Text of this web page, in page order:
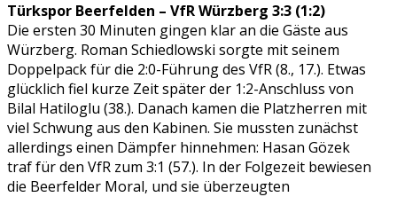
Türkspor Beerfelden – VfR Würzberg 3:3 (1:2)
Die ersten 30 Minuten gingen klar an die Gäste aus
Würzberg. Roman Schiedlowski sorgte mit seinem
Doppelpack für die 2:0-Führung des VfR (8., 17.). Etwas
glücklich fiel kurze Zeit später der 1:2-Anschluss von
Bilal Hatiloglu (38.). Danach kamen die Platzherren mit
viel Schwung aus den Kabinen. Sie mussten zunächst
allerdings einen Dämpfer hinnehmen: Hasan Gözek
traf für den VfR zum 3:1 (57.). In der Folgezeit bewiesen
die Beerfelder Moral, und sie überzeugten